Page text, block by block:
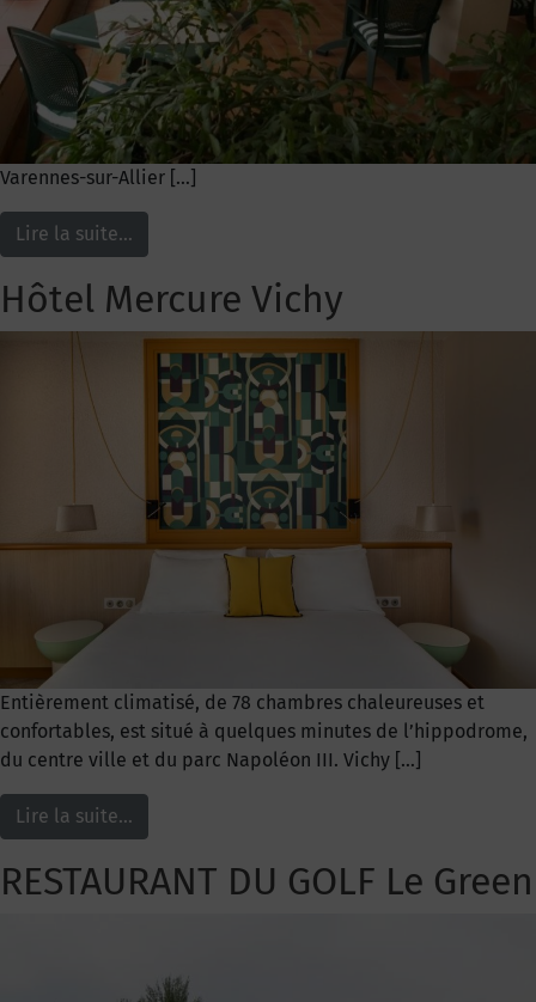
Varennes-sur-Allier […]
Lire la suite…
Hôtel Mercure Vichy
Entièrement climatisé, de 78 chambres chaleureuses et
confortables, est situé à quelques minutes de l’hippodrome,
du centre ville et du parc Napoléon III. Vichy […]
Lire la suite…
RESTAURANT DU GOLF Le Green